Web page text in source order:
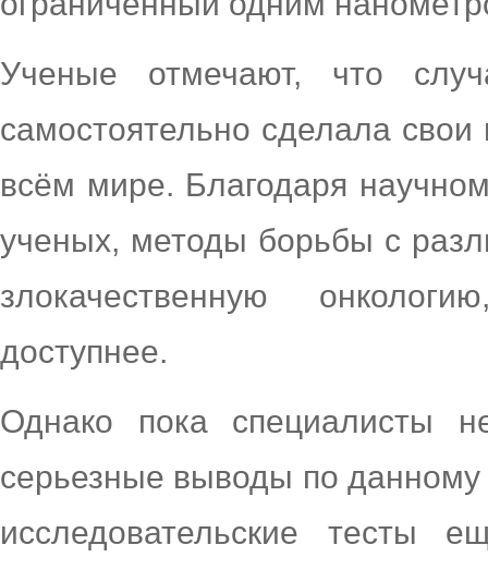
Ученые отмечают, что
самостоятельно сделала
всём мире. Благодаря
ученых, методы борьбы с
злокачественную
доступнее.
Однако пока специалисты
серьезные выводы по данному
исследовательские